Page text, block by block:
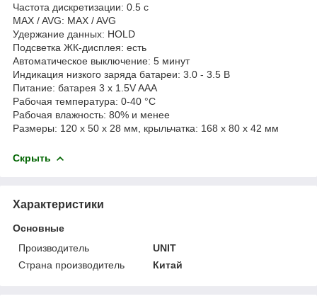
Частота дискретизации: 0.5 с
MAX / AVG: MAX / AVG
Удержание данных: HOLD
Подсветка ЖК-дисплея: есть
Автоматическое выключение: 5 минут
Индикация низкого заряда батареи: 3.0 - 3.5 В
Питание: батарея 3 x 1.5V AAA
Рабочая температура: 0-40 °C
Рабочая влажность: 80% и менее
Размеры: 120 х 50 х 28 мм, крыльчатка: 168 х 80 х 42 мм
Скрыть
Характеристики
Основные
Производитель
UNIT
Страна производитель
Китай